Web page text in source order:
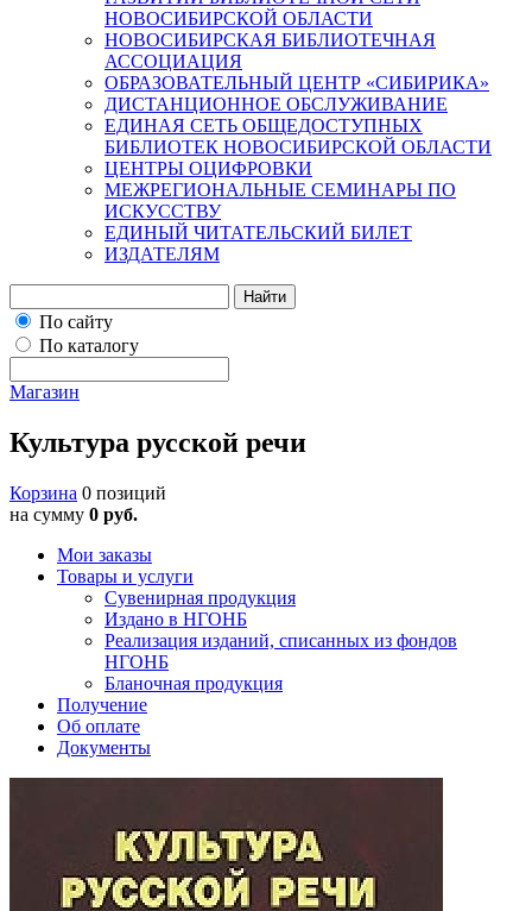
НОВОСИБИРСКОЙ ОБЛАСТИ
НОВОСИБИРСКАЯ БИБЛИОТЕЧНАЯ
АССОЦИАЦИЯ
ОБРАЗОВАТЕЛЬНЫЙ ЦЕНТР «СИБИРИКА»
ДИСТАНЦИОННОЕ ОБСЛУЖИВАНИЕ
ЕДИНАЯ СЕТЬ ОБЩЕДОСТУПНЫХ
БИБЛИОТЕК НОВОСИБИРСКОЙ ОБЛАСТИ
ЦЕНТРЫ ОЦИФРОВКИ
МЕЖРЕГИОНАЛЬНЫЕ СЕМИНАРЫ ПО
ИСКУССТВУ
ЕДИНЫЙ ЧИТАТЕЛЬСКИЙ БИЛЕТ
ИЗДАТЕЛЯМ
Найти
По сайту
По каталогу
Магазин
Культура русской речи
Корзина 0 позиций
на сумму 0 руб.
Мои заказы
Товары и услуги
Сувенирная продукция
Издано в НГОНБ
Реализация изданий, списанных из фондов
НГОНБ
Бланочная продукция
Получение
Об оплате
Документы